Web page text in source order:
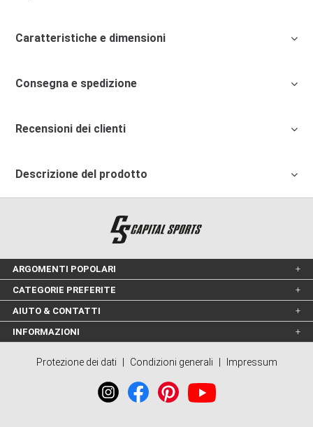
Caratteristiche e dimensioni
Consegna e spedizione
Recensioni dei clienti
Descrizione del prodotto
ARGOMENTI POPOLARI
CATEGORIE PREFERITE
AIUTO & CONTATTI
INFORMAZIONI
Protezione dei dati Condizioni generali Impressum